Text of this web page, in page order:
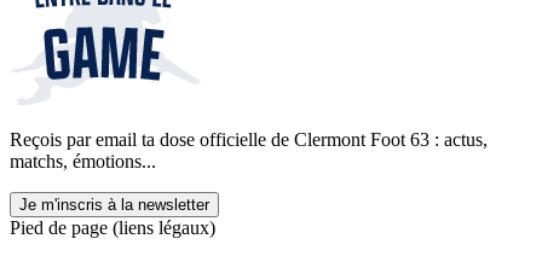
Reçois par email ta dose officielle de Clermont Foot 63 : actus,
matchs, émotions...
Je m'inscris à la newsletter
Pied de page (liens légaux)